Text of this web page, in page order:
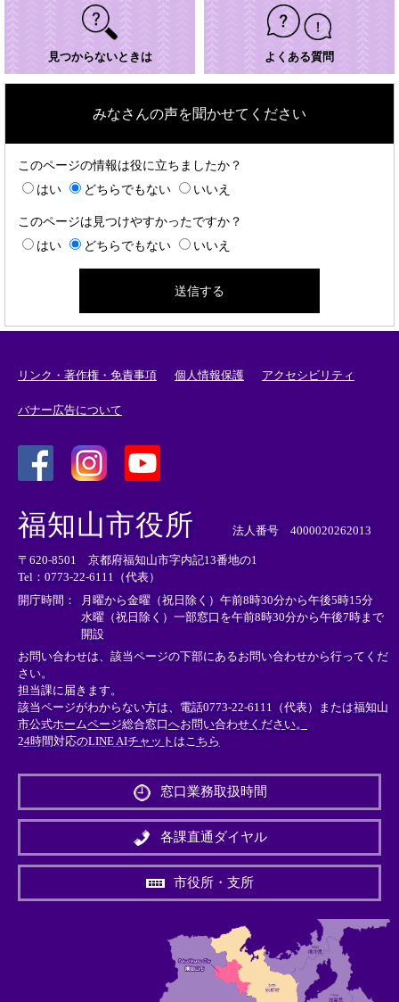
見つからないときは よくある質問
みなさんの声を聞かせてください
このページの情報は役に立ちましたか？
はい
どちらでもない いいえ
このページは見つけやすかったですか？
はい
どちらでもない いいえ
リンク・著作権・免責事項 個人情報保護 アクセシビリティ
バナー広告について
外
部
リ
ン
ク
＞
外
リ
ン
ク
＞
外
部
ン
ク
＞
福知山市役所 法人番号 4000020262013
〒620-8501 京都府福知山市字内記13番地の1
Tel：0773-22-6111（代表）
開庁時間： 月曜から金曜（祝日除く）午前8時30分から午後5時15分
水曜（祝日除く）一部窓口を午前8時30分から午後7時まで
開設
お問い合わせは、該当ページの下部にあるお問い合わせから行ってくだ
さい。
担当課に届きます。
該当ページがわからない方は、電話0773-22-6111（代表）または福知山
市公式ホームページ総合窓口へお問い合わせください。
24時間対応のLINE AIチャットはこちら
外
リ
ン
＞
窓口業務取扱時間
各課直通ダイヤル
市役所・支所